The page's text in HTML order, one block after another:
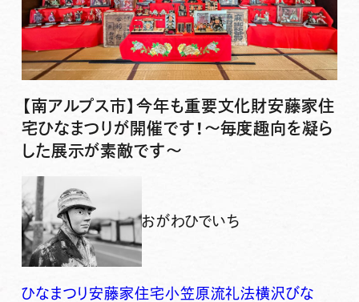
【南アルプス市】今年も重要文化財安藤家住
宅ひなまつりが開催です！〜毎度趣向を凝ら
した展示が素敵です〜
おがわひでいち
ひなまつり安藤家住宅小笠原流礼法横沢びな